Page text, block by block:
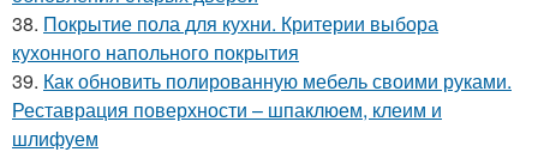
38. Покрытие пола для кухни. Критерии выбора
кухонного напольного покрытия
39. Как обновить полированную мебель своими руками.
Реставрация поверхности – шпаклюем, клеим и
шлифуем